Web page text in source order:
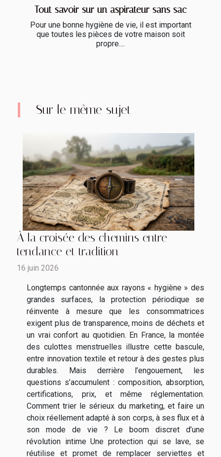
Tout savoir sur un aspirateur sans sac
Pour une bonne hygiène de vie, il est important
que toutes les pièces de votre maison soit
propre....
Sur le même sujet
À la croisée des chemins entre
tendance et tradition
16 juin 2026
Longtemps cantonnée aux rayons « hygiène » des
grandes surfaces, la protection périodique se
réinvente à mesure que les consommatrices
exigent plus de transparence, moins de déchets et
un vrai confort au quotidien. En France, la montée
des culottes menstruelles illustre cette bascule,
entre innovation textile et retour à des gestes plus
durables. Mais derrière l’engouement, les
questions s’accumulent : composition, absorption,
certifications, prix, et même réglementation.
Comment trier le sérieux du marketing, et faire un
choix réellement adapté à son corps, à ses flux et à
son mode de vie ? Le boom discret d’une
révolution intime Une protection qui se lave, se
réutilise et promet de remplacer serviettes et